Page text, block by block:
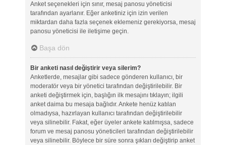
Anket seçenekleri için sınır, mesaj panosu yöneticisi
tarafından ayarlanır. Eğer anketiniz için izin verilen
miktardan daha fazla seçenek eklemeniz gerekiyorsa, mesaj
panosu yöneticisi ile iletişime geçin.
Başa dön
Bir anketi nasıl değiştirir veya silerim?
Anketlerde, mesajlar gibi sadece gönderen kullanıcı, bir
moderatör veya bir yönetici tarafından değiştirilebilir. Bir
anketi değiştirmek için, başlığın ilk mesajını tıklayın; ilgili
anket daima bu mesaja bağlıdır. Ankete henüz katılan
olmadıysa, hazırlayan kullanıcı tarafından değiştirilebilir
veya silinebilir. Fakat, eğer üyeler ankete katılmışsa, sadece
forum ve mesaj panosu yöneticileri tarafından değiştirilebilir
veya silinebilir. Böylece bir süre sonra şıkları değiştirip anket